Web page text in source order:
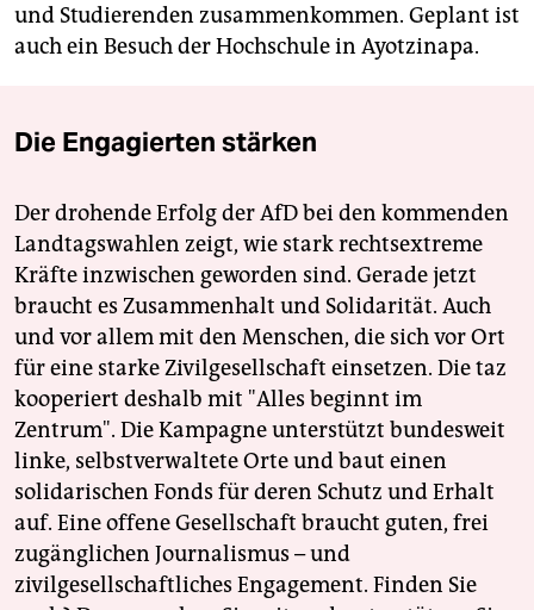
und Studierenden zusammenkommen. Geplant ist
auch ein Besuch der Hochschule in Ayotzinapa.
Die Engagierten stärken
Der drohende Erfolg der AfD bei den kommenden
Landtagswahlen zeigt, wie stark rechtsextreme
Kräfte inzwischen geworden sind. Gerade jetzt
braucht es Zusammenhalt und Solidarität. Auch
und vor allem mit den Menschen, die sich vor Ort
für eine starke Zivilgesellschaft einsetzen. Die taz
kooperiert deshalb mit "Alles beginnt im
Zentrum". Die Kampagne unterstützt bundesweit
linke, selbstverwaltete Orte und baut einen
solidarischen Fonds für deren Schutz und Erhalt
auf. Eine offene Gesellschaft braucht guten, frei
zugänglichen Journalismus – und
zivilgesellschaftliches Engagement. Finden Sie